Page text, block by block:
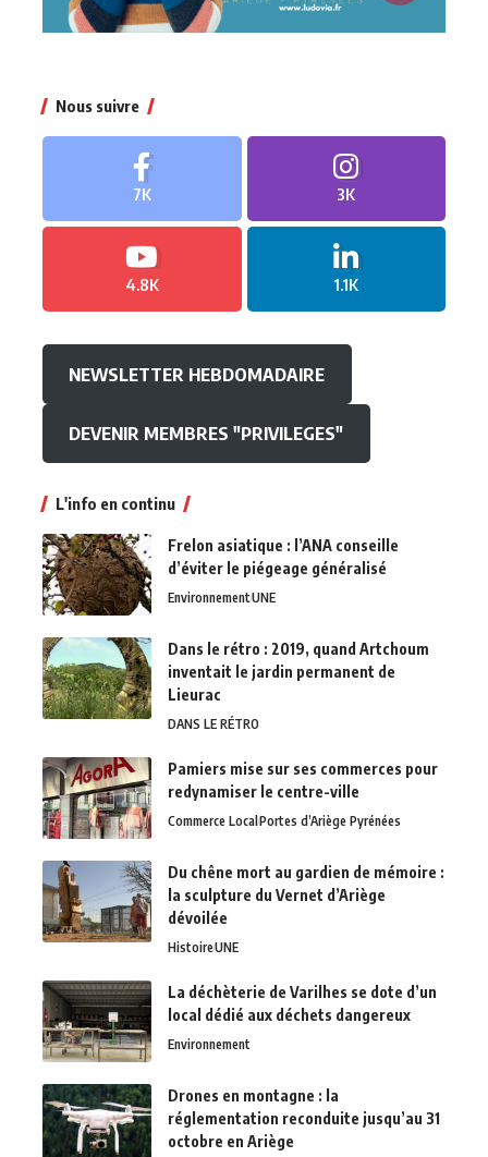
Nous suivre
7K 3K
4.8K 1.1K
NEWSLETTER HEBDOMADAIRE
DEVENIR MEMBRES "PRIVILEGES"
L'info en continu
Frelon asiatique : l’ANA conseille
d’éviter le piégeage généralisé
EnvironnementUNE
Dans le rétro : 2019, quand Artchoum
inventait le jardin permanent de
Lieurac
DANS LE RÉTRO
Pamiers mise sur ses commerces pour
redynamiser le centre-ville
Commerce LocalPortes d’Ariège Pyrénées
Du chêne mort au gardien de mémoire :
la sculpture du Vernet d’Ariège
dévoilée
HistoireUNE
La déchèterie de Varilhes se dote d’un
local dédié aux déchets dangereux
Environnement
Drones en montagne : la
réglementation reconduite jusqu’au 31
octobre en Ariège